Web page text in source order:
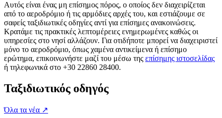
Αυτός είναι ένας μη επίσημος πόρος, ο οποίος δεν διαχειρίζεται
από το αεροδρόμιο ή τις αρμόδιες αρχές του, και εστιάζουμε σε
σαφείς ταξιδιωτικές οδηγίες αντί για επίσημες ανακοινώσεις.
Κρατάμε τις πρακτικές λεπτομέρειες ενημερωμένες καθώς οι
υπηρεσίες στο νησί αλλάζουν. Για οτιδήποτε μπορεί να διαχειριστεί
μόνο το αεροδρόμιο, όπως χαμένα αντικείμενα ή επίσημο
ερώτημα, επικοινωνήστε μαζί του μέσω της επίσημης ιστοσελίδας
ή τηλεφωνικά στο +30 22860 28400.
Ταξιδιωτικός οδηγός
Όλα τα νέα ↗